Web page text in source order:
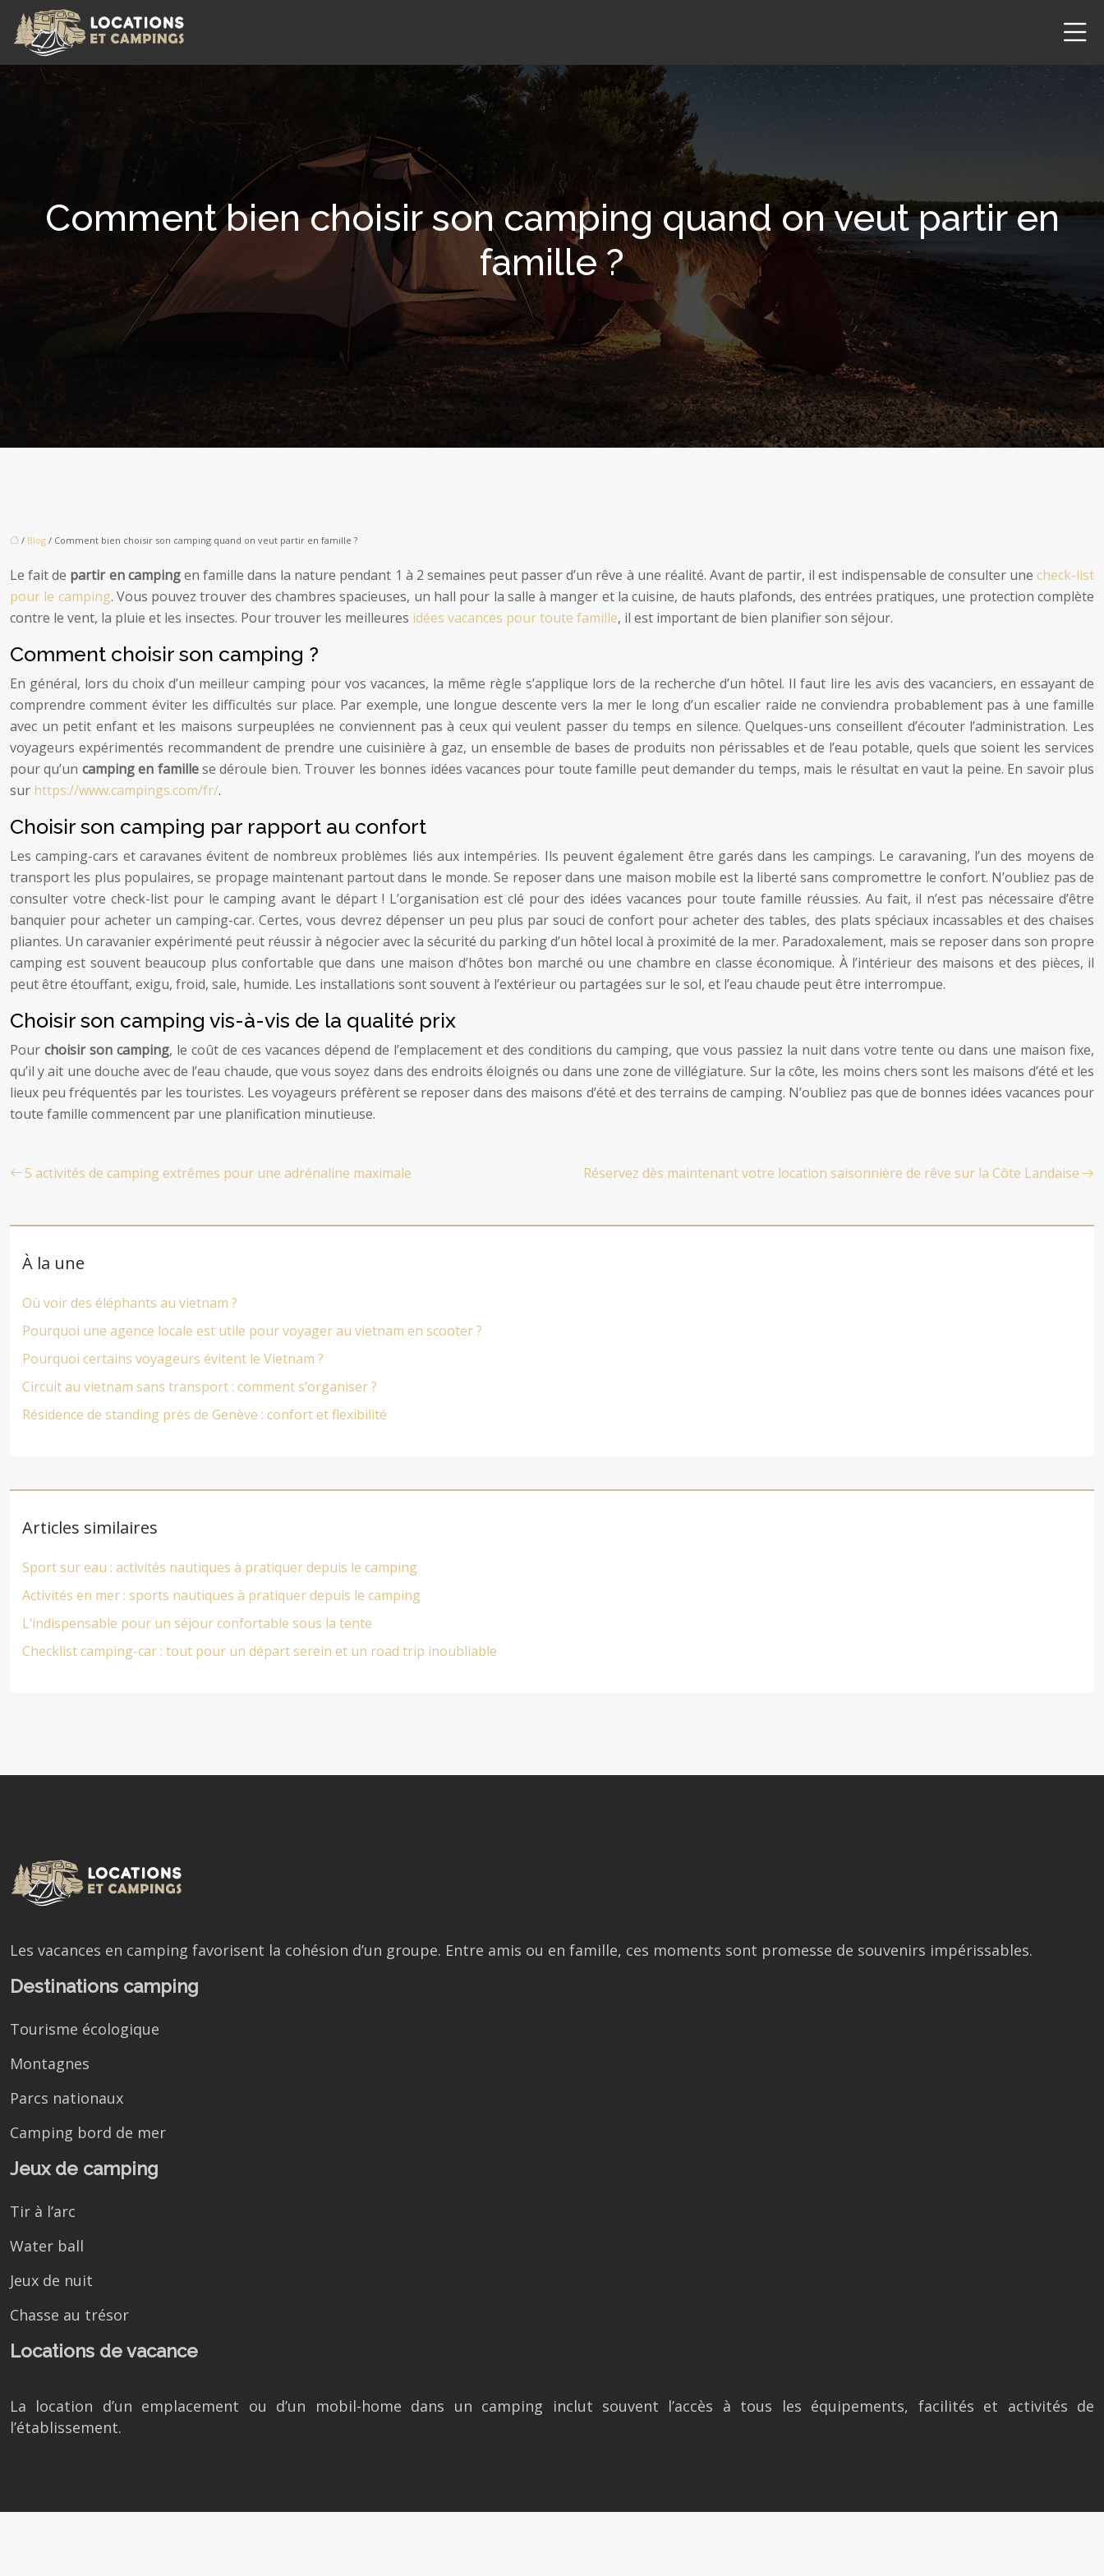
Comment bien choisir son camping quand on veut partir en
famille ?
/ Blog / Comment bien choisir son camping quand on veut partir en famille ?
Le fait de partir en campingen famille dans la nature pendant 1 à 2 semaines peut passer d’un rêve à une réalité. Avant de partir, il est indispensable de consulter une check-list
pour le camping. Vous pouvez trouver des chambres spacieuses, un hall pour la salle à manger et la cuisine, de hauts plafonds, des entrées pratiques, une protection complète
contre le vent, la pluie et les insectes. Pour trouver les meilleures idées vacances pour toute famille, il est important de bien planifier son séjour.
Comment choisir son camping ?
En général, lors du choix d’un meilleur camping pour vos vacances, la même règle s’applique lors de la recherche d’un hôtel. Il faut lire les avis des vacanciers, en essayant de
comprendre comment éviter les difficultés sur place. Par exemple, une longue descente vers la mer le long d’un escalier raide ne conviendra probablement pas à une famille
avec un petit enfant et les maisons surpeuplées ne conviennent pas à ceux qui veulent passer du temps en silence. Quelques-uns conseillent d’écouter l’administration. Les
voyageurs expérimentés recommandent de prendre une cuisinière à gaz, un ensemble de bases de produits non périssables et de l’eau potable, quels que soient les services
pour qu’un camping en famillese déroule bien. Trouver les bonnes idées vacances pour toute famille peut demander du temps, mais le résultat en vaut la peine. En savoir plus
sur https://www.campings.com/fr/.
Choisir son camping par rapport au confort
Les camping-cars et caravanes évitent de nombreux problèmes liés aux intempéries. Ils peuvent également être garés dans les campings. Le caravaning, l’un des moyens de
transport les plus populaires, se propage maintenant partout dans le monde. Se reposer dans une maison mobile est la liberté sans compromettre le confort. N’oubliez pas de
consulter votre check-list pour le camping avant le départ ! L’organisation est clé pour des idées vacances pour toute famille réussies. Au fait, il n’est pas nécessaire d’être
banquier pour acheter un camping-car. Certes, vous devrez dépenser un peu plus par souci de confort pour acheter des tables, des plats spéciaux incassables et des chaises
pliantes. Un caravanier expérimenté peut réussir à négocier avec la sécurité du parking d’un hôtel local à proximité de la mer. Paradoxalement, mais se reposer dans son propre
camping est souvent beaucoup plus confortable que dans une maison d’hôtes bon marché ou une chambre en classe économique. À l’intérieur des maisons et des pièces, il
peut être étouffant, exigu, froid, sale, humide. Les installations sont souvent à l’extérieur ou partagées sur le sol, et l’eau chaude peut être interrompue.
Choisir son camping vis-à-vis de la qualité prix
Pour choisir son camping, le coût de ces vacances dépend de l’emplacement et des conditions du camping, que vous passiez la nuit dans votre tente ou dans une maison fixe,
qu’il y ait une douche avec de l’eau chaude, que vous soyez dans des endroits éloignés ou dans une zone de villégiature. Sur la côte, les moins chers sont les maisons d’été et les
lieux peu fréquentés par les touristes. Les voyageurs préfèrent se reposer dans des maisons d’été et des terrains de camping. N’oubliez pas que de bonnes idées vacances pour
toute famille commencent par une planification minutieuse.
5 activités de camping extrêmes pour une adrénaline maximale Réservez dès maintenant votre location saisonnière de rêve sur la Côte Landaise
À la une
Où voir des éléphants au vietnam ?
Pourquoi une agence locale est utile pour voyager au vietnam en scooter ?
Pourquoi certains voyageurs évitent le Vietnam ?
Circuit au vietnam sans transport : comment s’organiser ?
Résidence de standing près de Genève : confort et flexibilité
Articles similaires
Sport sur eau : activités nautiques à pratiquer depuis le camping
Activités en mer : sports nautiques à pratiquer depuis le camping
L’indispensable pour un séjour confortable sous la tente
Checklist camping-car : tout pour un départ serein et un road trip inoubliable
Les vacances en camping favorisent la cohésion d’un groupe. Entre amis ou en famille, ces moments sont promesse de souvenirs impérissables.
Destinations camping
Tourisme écologique
Montagnes
Parcs nationaux
Camping bord de mer
Jeux de camping
Tir à l’arc
Water ball
Jeux de nuit
Chasse au trésor
Locations de vacance
La location d’un emplacement ou d’un mobil-home dans un camping inclut souvent l’accès à tous les équipements, facilités et activités de
l’établissement.